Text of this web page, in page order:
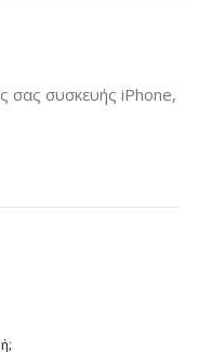
σας συσκευής iPhone,